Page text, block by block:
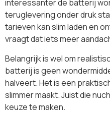
interessanter de batterij
teruglevering onder druk
tarieven kan slim laden en
vraagt dat iets meer
Belangrijk is wel om
batterij is geen
halveert. Het is een
slimmer maakt. Juist die
keuze te maken.